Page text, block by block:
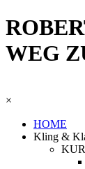
WEG
×
HOME
Kling &